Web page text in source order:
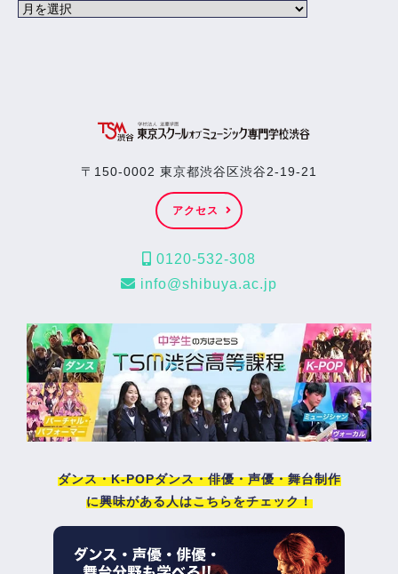
〒150-0002 東京都渋谷区渋谷2-19-21
アクセス
0120-532-308
info@shibuya.ac.jp
ダンス・K-POPダンス・俳優・声優・舞台制作
に興味がある人はこちらをチェック！